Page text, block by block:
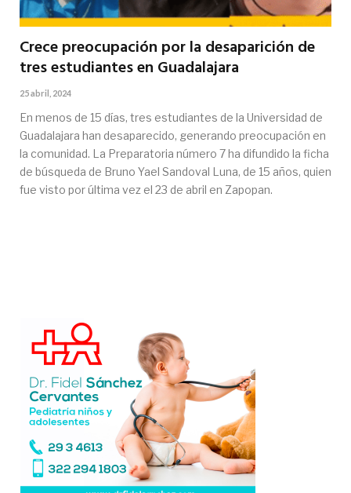
Crece preocupación por la desaparición de
tres estudiantes en Guadalajara
25 abril, 2024
En menos de 15 días, tres estudiantes de la Universidad de
Guadalajara han desaparecido, generando preocupación en
la comunidad. La Preparatoria número 7 ha difundido la ficha
de búsqueda de Bruno Yael Sandoval Luna, de 15 años, quien
fue visto por última vez el 23 de abril en Zapopan.